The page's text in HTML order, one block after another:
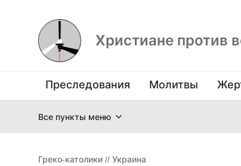
Христиане против
Преследования Молитвы
Все пункты меню
Греко-католики // Украина